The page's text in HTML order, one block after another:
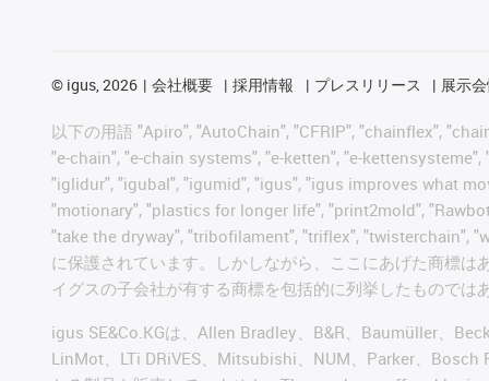
© igus, 2026 会社概要 採用情報 プレスリリース 展示
以下の用語 "Apiro", "AutoChain", "CFRIP", "chainflex",
"e-chain", "e-chain systems", "e-ketten", "e-
"iglidur", "igubal", "igumid", "igus", "igus improves what
"motionary", "plastics for longer life", "print2mold",
"take the dryway", "tribofilament", "triflex", "twisterchain",
に保護されています。しかしながら、ここにあげた商標
イグスの子会社が有する商標を包括的に列挙したものでは
igus SE&Co.KGは、Allen Bradley、B&R、Baumüller、
LinMot、LTi DRiVES、Mitsubishi、NUM、Parker、